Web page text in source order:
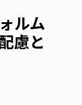
ルム
慮と